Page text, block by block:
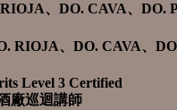
、DO. CAVA、DO.
RIOJA、DO. CAVA、
Level 3 Certified
廠巡迴講師